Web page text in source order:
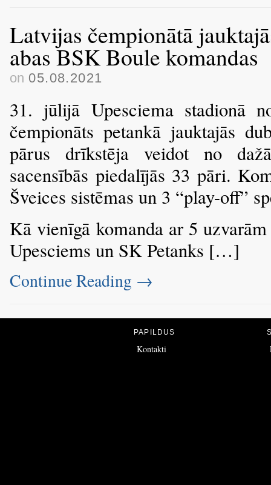
Latvijas čempionātā
abas BSK Boule komandas
on 05.08.2021
31. jūlijā Upesciema stadionā
čempionāts petankā jauktajās
pārus drīkstēja veidot no
sacensībās piedalījās 33 pāri.
Šveices sistēmas un 3 “play-off”
Kā vienīgā komanda ar 5
Upesciems un SK Petanks […]
Continue Reading →
PAPILDUS
Kontakti